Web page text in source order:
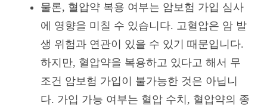
물론, 혈압약 복용 여부는 암보험 가입 심사
에 영향을 미칠 수 있습니다. 고혈압은 암 발
생 위험과 연관이 있을 수 있기 때문입니다.
하지만, 혈압약을 복용하고 있다고 해서 무
조건 암보험 가입이 불가능한 것은 아닙니
다. 가입 가능 여부는 혈압 수치, 혈압약의 종